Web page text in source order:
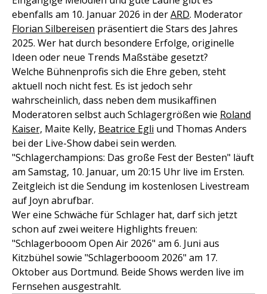
ebenfalls am 10. Januar 2026 in derARD. Moderator
Florian Silbereisen präsentiert die Stars des Jahres
2025. Wer hat durch besondere Erfolge, originelle
Ideen oder neue Trends Maßstäbe gesetzt?
Welche Bühnenprofis sich die Ehre geben, steht
aktuell noch nicht fest. Es ist jedoch sehr
wahrscheinlich, dass neben dem musikaffinen
Moderatoren selbst auch Schlagergrößen wie Roland
Kaiser, Maite Kelly, Beatrice Egli und Thomas Anders
bei der Live-Show dabei sein werden.
"Schlagerchampions: Das große Fest der Besten" läuft
am Samstag, 10. Januar, um 20:15 Uhr live im Ersten.
Zeitgleich ist die Sendung im kostenlosen Livestream
auf Joyn abrufbar.
Wer eine Schwäche für Schlager hat, darf sich jetzt
schon auf zwei weitere Highlights freuen:
"Schlagerbooom Open Air 2026" am 6. Juni aus
Kitzbühel sowie "Schlagerbooom 2026" am 17.
Oktober aus Dortmund. Beide Shows werden live im
Fernsehen ausgestrahlt.